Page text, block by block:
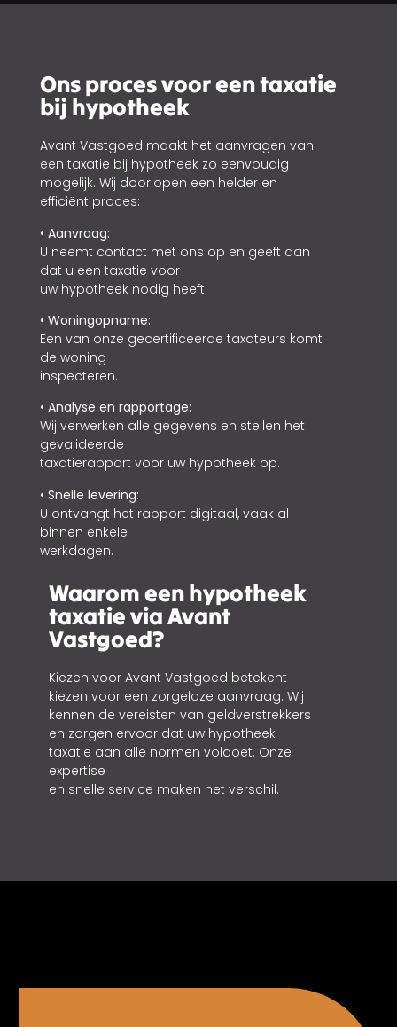
Ons proces voor een taxatie
bij hypotheek
Avant Vastgoed maakt het aanvragen van
een taxatie bij hypotheek zo eenvoudig
mogelijk. Wij doorlopen een helder en
efficiënt proces:
• Aanvraag:
U neemt contact met ons op en geeft aan
dat u een taxatie voor
uw hypotheek nodig heeft.
• Woningopname:
Een van onze gecertificeerde taxateurs komt
de woning
inspecteren.
• Analyse en rapportage:
Wij verwerken alle gegevens en stellen het
gevalideerde
taxatierapport voor uw hypotheek op.
• Snelle levering:
U ontvangt het rapport digitaal, vaak al
binnen enkele
werkdagen.
Waarom een hypotheek
taxatie via Avant
Vastgoed?
Kiezen voor Avant Vastgoed betekent
kiezen voor een zorgeloze aanvraag. Wij
kennen de vereisten van geldverstrekkers
en zorgen ervoor dat uw hypotheek
taxatie aan alle normen voldoet. Onze
expertise
en snelle service maken het verschil.